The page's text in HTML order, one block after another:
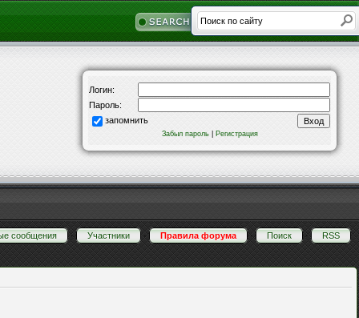
Логин:
Пароль:
запомнить
Забыл пароль| Регистрация
сообщения · Участники · Правила форума · Поиск · RSS